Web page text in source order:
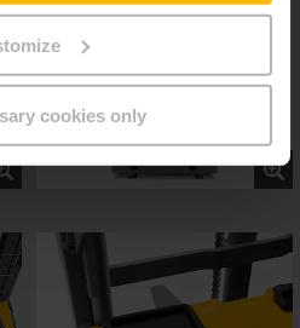
cookies only